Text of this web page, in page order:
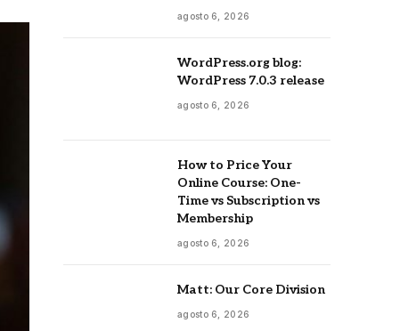
agosto 6, 2026
WordPress.org blog:
WordPress 7.0.3 release
agosto 6, 2026
How to Price Your
Online Course: One-
Time vs Subscription vs
Membership
agosto 6, 2026
Matt: Our Core Division
agosto 6, 2026